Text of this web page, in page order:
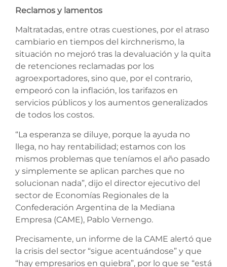
Reclamos y lamentos
Maltratadas, entre otras cuestiones, por el atraso
cambiario en tiempos del kirchnerismo, la
situación no mejoró tras la devaluación y la quita
de retenciones reclamadas por los
agroexportadores, sino que, por el contrario,
empeoró con la inflación, los tarifazos en
servicios públicos y los aumentos generalizados
de todos los costos.
“La esperanza se diluye, porque la ayuda no
llega, no hay rentabilidad; estamos con los
mismos problemas que teníamos el año pasado
y simplemente se aplican parches que no
solucionan nada”, dijo el director ejecutivo del
sector de Economías Regionales de la
Confederación Argentina de la Mediana
Empresa (CAME), Pablo Vernengo.
Precisamente, un informe de la CAME alertó que
la crisis del sector “sigue acentuándose” y que
“hay empresarios en quiebra”, por lo que se “está